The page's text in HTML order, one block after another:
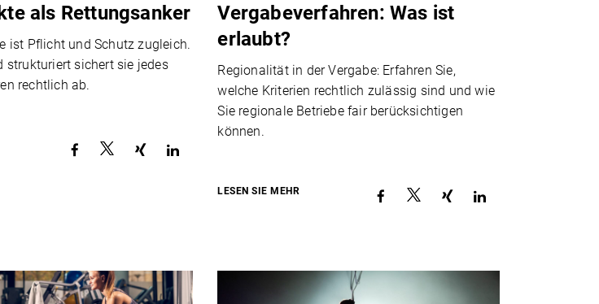
als Rettungsanker
ist Pflicht und Schutz zugleich.
strukturiert sichert sie jedes
rechtlich ab.
Vergabeverfahren: Was ist
erlaubt?
Regionalität in der Vergabe: Erfahren Sie,
welche Kriterien rechtlich zulässig sind und wie
Sie regionale Betriebe fair berücksichtigen
können.
LESEN SIE MEHR